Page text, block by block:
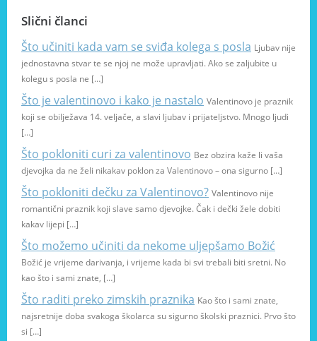
Slični članci
Što učiniti kada vam se sviđa kolega s posla Ljubav nije
jednostavna stvar te se njoj ne može upravljati. Ako se zaljubite u
kolegu s posla ne […]
Što je valentinovo i kako je nastalo Valentinovo je praznik
koji se obilježava 14. veljače, a slavi ljubav i prijateljstvo. Mnogo ljudi
[…]
Što pokloniti curi za valentinovo Bez obzira kaže li vaša
djevojka da ne želi nikakav poklon za Valentinovo – ona sigurno […]
Što pokloniti dečku za Valentinovo? Valentinovo nije
romantični praznik koji slave samo djevojke. Čak i dečki žele dobiti
kakav lijepi […]
Što možemo učiniti da nekome uljepšamo Božić
Božić je vrijeme darivanja, i vrijeme kada bi svi trebali biti sretni. No
kao što i sami znate, […]
Što raditi preko zimskih praznika Kao što i sami znate,
najsretnije doba svakoga školarca su sigurno školski praznici. Prvo što
si […]